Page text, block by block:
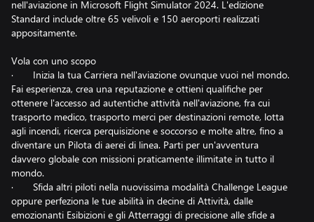
nell'aviazione in Microsoft Flight Simulator 2024. L'edizione
Standard include oltre 65 velivoli e 150 aeroporti realizzati
appositamente.
Vola con uno scopo
· Inizia la tua Carriera nell'aviazione ovunque vuoi nel mondo.
Fai esperienza, crea una reputazione e ottieni qualifiche per
ottenere l'accesso ad autentiche attività nell'aviazione, fra cui
trasporto medico, trasporto merci per destinazioni remote, lotta
agli incendi, ricerca perquisizione e soccorso e molte altre, fino a
diventare un Pilota di aerei di linea. Parti per un'avventura
davvero globale con missioni praticamente illimitate in tutto il
mondo.
· Sfida altri piloti nella nuovissima modalità Challenge League
oppure perfeziona le tue abilità in decine di Attività, dalle
emozionanti Esibizioni e gli Atterraggi di precisione alle sfide a